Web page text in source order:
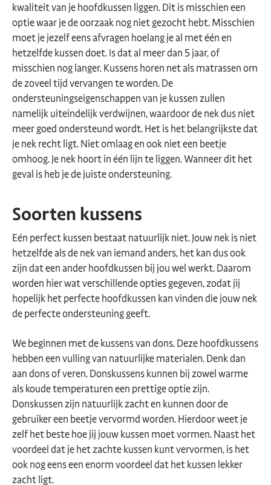
kwaliteit van je hoofdkussen liggen. Dit is misschien een
optie waar je de oorzaak nog niet gezocht hebt. Misschien
moet je jezelf eens afvragen hoelang je al met één en
hetzelfde kussen doet. Is dat al meer dan 5 jaar, of
misschien nog langer. Kussens horen net als matrassen om
de zoveel tijd vervangen te worden. De
ondersteuningseigenschappen van je kussen zullen
namelijk uiteindelijk verdwijnen, waardoor de nek dus niet
meer goed ondersteund wordt. Het is het belangrijkste dat
je nek recht ligt. Niet omlaag en ook niet een beetje
omhoog. Je nek hoort in één lijn te liggen. Wanneer dit het
geval is heb je de juiste ondersteuning.
Soorten kussens
Eén perfect kussen bestaat natuurlijk niet. Jouw nek is niet
hetzelfde als de nek van iemand anders, het kan dus ook
zijn dat een ander hoofdkussen bij jou wel werkt. Daarom
worden hier wat verschillende opties gegeven, zodat jij
hopelijk het perfecte hoofdkussen kan vinden die jouw nek
de perfecte ondersteuning geeft.
We beginnen met de kussens van dons. Deze hoofdkussens
hebben een vulling van natuurlijke materialen. Denk dan
aan dons of veren. Donskussens kunnen bij zowel warme
als koude temperaturen een prettige optie zijn.
Donskussen zijn natuurlijk zacht en kunnen door de
gebruiker een beetje vervormd worden. Hierdoor weet je
zelf het beste hoe jij jouw kussen moet vormen. Naast het
voordeel dat je het zachte kussen kunt vervormen, is het
ook nog eens een enorm voordeel dat het kussen lekker
zacht ligt.